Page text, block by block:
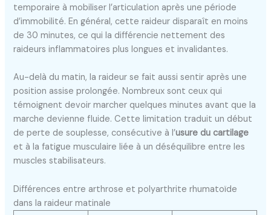
temporaire à mobiliser l’articulation après une période
d’immobilité. En général, cette raideur disparaît en moins
de 30 minutes, ce qui la différencie nettement des
raideurs inflammatoires plus longues et invalidantes.
Au-delà du matin, la raideur se fait aussi sentir après une
position assise prolongée. Nombreux sont ceux qui
témoignent devoir marcher quelques minutes avant que la
marche devienne fluide. Cette limitation traduit un début
de perte de souplesse, consécutive à l’usure du cartilage
et à la fatigue musculaire liée à un déséquilibre entre les
muscles stabilisateurs.
Différences entre arthrose et polyarthrite rhumatoïde
dans la raideur matinale